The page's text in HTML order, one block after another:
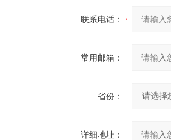
联系电话：
常用邮箱：
省份：
详细地址：